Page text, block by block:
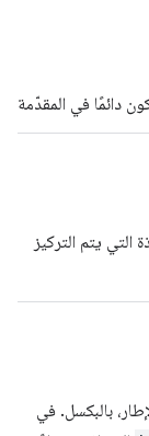
دائمًا في المقدّمة
التي يتم التركيز
بالبكسل. في